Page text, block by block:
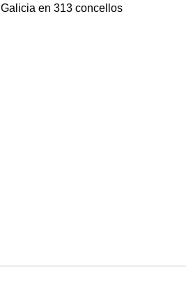
Galicia en 313 concellos